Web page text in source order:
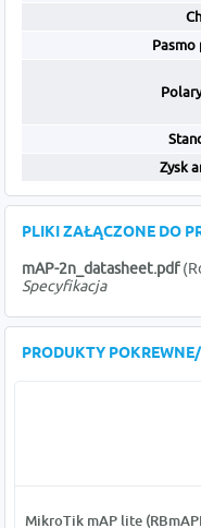
Pasmo
Zysk
PLIKI ZAŁĄCZONE DO
mAP-2n_datasheet.pdf
Specyfikacja
PRODUKTY
MikroTik mAP lite